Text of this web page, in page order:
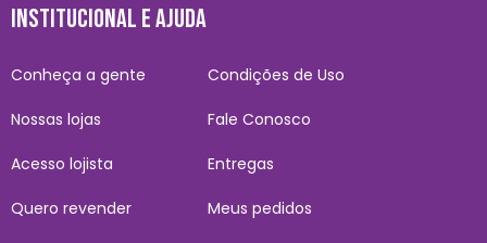
INSTITUCIONAL E AJUDA
Conheça a gente
Nossas lojas
Acesso lojista
Quero revender
Condições de Uso
Fale Conosco
Entregas
Meus pedidos